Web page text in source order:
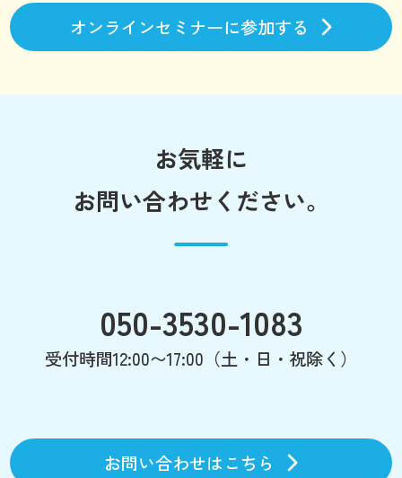
オンラインセミナーに参加する
お気軽に
お問い合わせください。
050-3530-1083
受付時間12:00〜17:00（土・日・祝除く）
お問い合わせはこちら